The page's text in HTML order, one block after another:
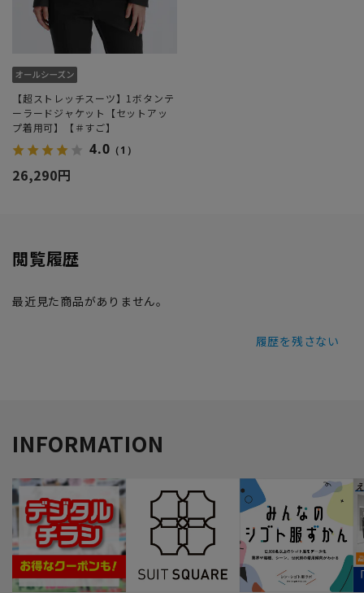
【超ストレッチスーツ】1ボタンテ
ーラードジャケット【セットアッ
プ着用可】【＃すご】
4.0 （1）
26,290円
閲覧履歴
最近見た商品がありません。
履歴を残さない
INFORMATION